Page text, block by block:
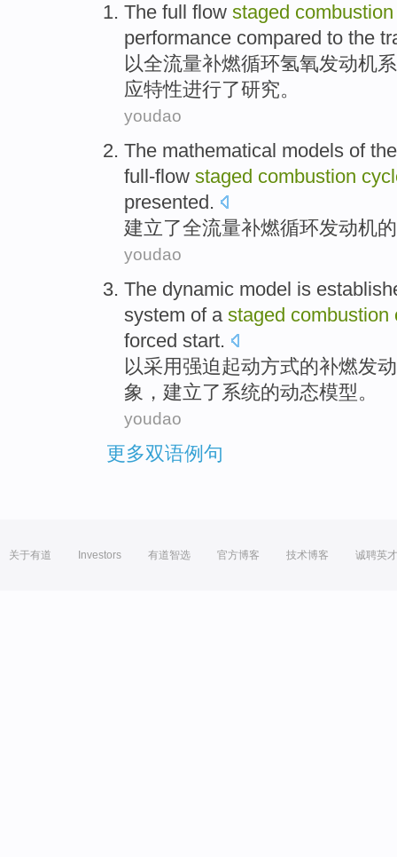
The full flow staged combustion
performance compared to the
以全流量补燃循环氢氧发动机
应特性进行了研究。
youdao
The mathematical models of
full-flow staged combustion
presented.
建立了全流量补燃循环发动机的
youdao
The dynamic model is
system of a staged combustion
forced start.
以采用强迫起动方式的补燃发
象， 建立了 系统的动态模型。
youdao
更多双语例句
关于有道 Investors 有道智选 官方博客 技术博客 诚聘英才